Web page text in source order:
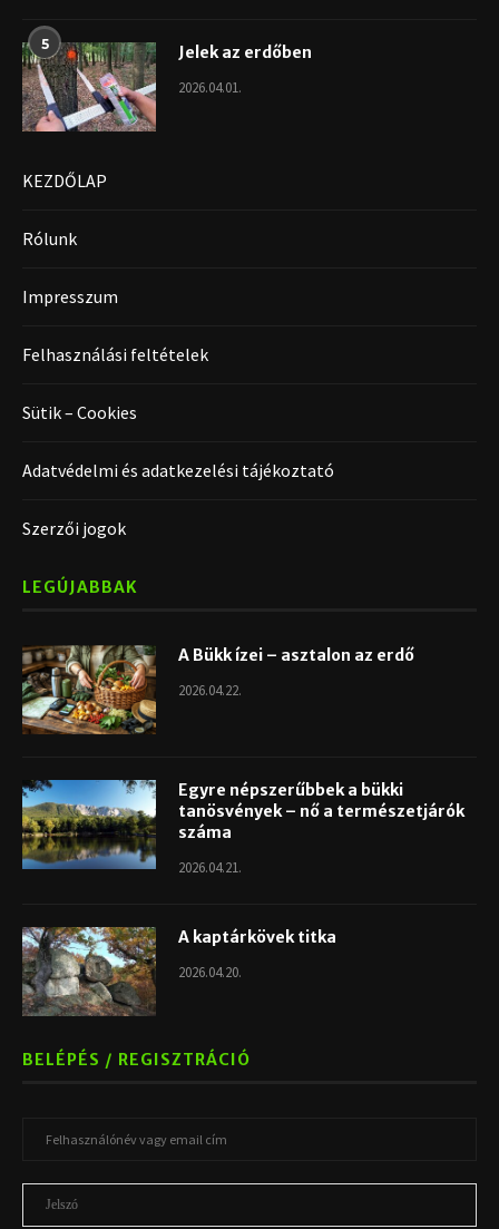
5 Jelek az erdőben
2026.04.01.
KEZDŐLAP
Rólunk
Impresszum
Felhasználási feltételek
Sütik – Cookies
Adatvédelmi és adatkezelési tájékoztató
Szerzői jogok
LEGÚJABBAK
A Bükk ízei – asztalon az erdő
2026.04.22.
Egyre népszerűbbek a bükki
tanösvények – nő a természetjárók
száma
2026.04.21.
A kaptárkövek titka
2026.04.20.
BELÉPÉS / REGISZTRÁCIÓ